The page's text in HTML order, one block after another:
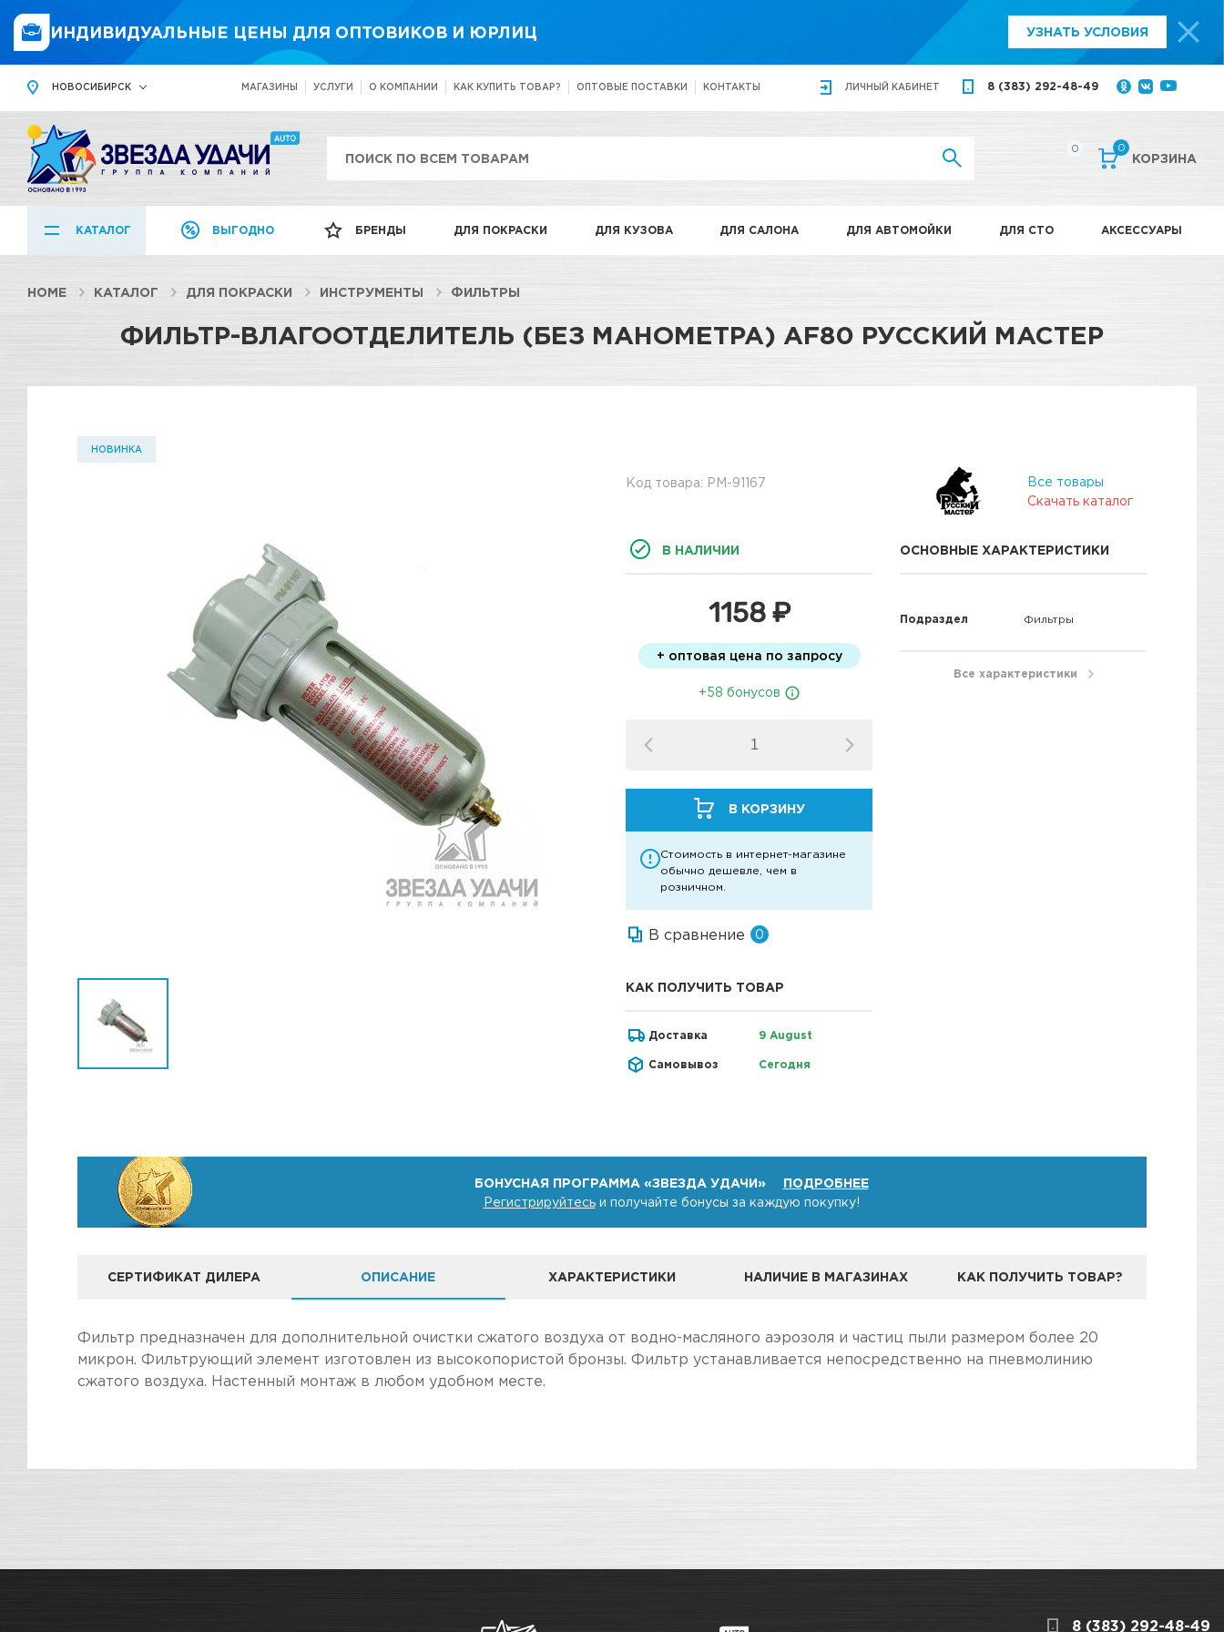
ИНДИВИДУАЛЬНЫЕ ЦЕНЫ ДЛЯ ОПТОВИКОВ И ЮРЛИЦ УЗНАТЬ УСЛОВИЯ
НОВОСИБИРСК МАГАЗИНЫ УСЛУГИ О КОМПАНИИ КАК КУПИТЬ ТОВАР? ОПТОВЫЕ ПОСТАВКИ КОНТАКТЫ ЛИЧНЫЙ КАБИНЕТ 8 (383) 292-48-49
0 0
КОРЗИНА
КАТАЛОГ ВЫГОДНО БРЕНДЫ ДЛЯ ПОКРАСКИ ДЛЯ КУЗОВА ДЛЯ САЛОНА ДЛЯ АВТОМОЙКИ ДЛЯ СТО АКСЕССУАРЫ
HOME КАТАЛОГ ДЛЯ ПОКРАСКИ ИНСТРУМЕНТЫ ФИЛЬТРЫ
ФИЛЬТР-ВЛАГООТДЕЛИТЕЛЬ (БЕЗ МАНОМЕТРА) AF80 РУССКИЙ МАСТЕР
НОВИНКА
Код товара: РМ-91167
В НАЛИЧИИ
1158 ₽
+ оптовая цена по запросу
+58 бонусов
В КОРЗИНУ
Стоимость в интернет-магазине
обычно дешевле, чем в
розничном.
В сравнение 0
КАК ПОЛУЧИТЬ ТОВАР
Доставка 9 August
Самовывоз Сегодня
Все товары
Скачать каталог
ОСНОВНЫЕ ХАРАКТЕРИСТИКИ
Подраздел Фильтры
Все характеристики
БОНУСНАЯ ПРОГРАММА «ЗВЕЗДА УДАЧИ»
ПОДРОБНЕЕ
Регистрируйтесьи получайте бонусы за каждую покупку!
СЕРТИФИКАТ ДИЛЕРА ОПИСАНИЕ ХАРАКТЕРИСТИКИ НАЛИЧИЕ В МАГАЗИНАХ КАК ПОЛУЧИТЬ ТОВАР?
КОМПАНИЯ "ЗВЕЗДА УДАЧИ" ЯВЛЯЕТСЯ ОФИЦИАЛЬНЫМ ДИЛЕРОМ БРЕНДА РУССКИЙ МАСТЕР
Фильтр предназначен для дополнительной очистки сжатого воздуха от водно-масляного аэрозоля и частиц пыли размером более 20
микрон. Фильтрующий элемент изготовлен из высокопористой бронзы. Фильтр устанавливается непосредственно на пневмолинию
сжатого воздуха. Настенный монтаж в любом удобном месте.
Стоимость в интернет-магазине обычно дешевле, чем в розничном.
8 (383) 292-48-49